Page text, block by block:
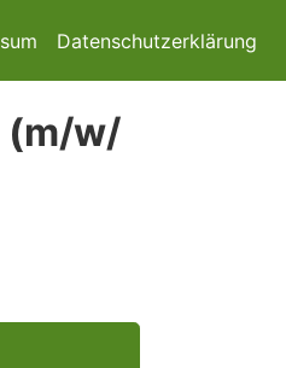
Datenschutzerklärung
(m/w/